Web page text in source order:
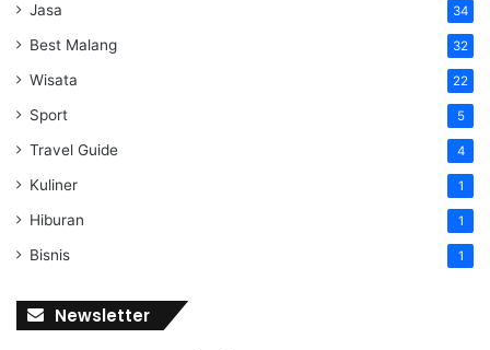
Jasa 34
Best Malang 32
Wisata 22
Sport 5
Travel Guide 4
Kuliner 1
Hiburan 1
Bisnis 1
Newsletter